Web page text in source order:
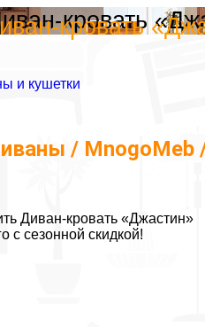
кровать
кровать
и кушетки
/ MnogoMeb
Диван-кровать «Джастин»
с сезонной скидкой!